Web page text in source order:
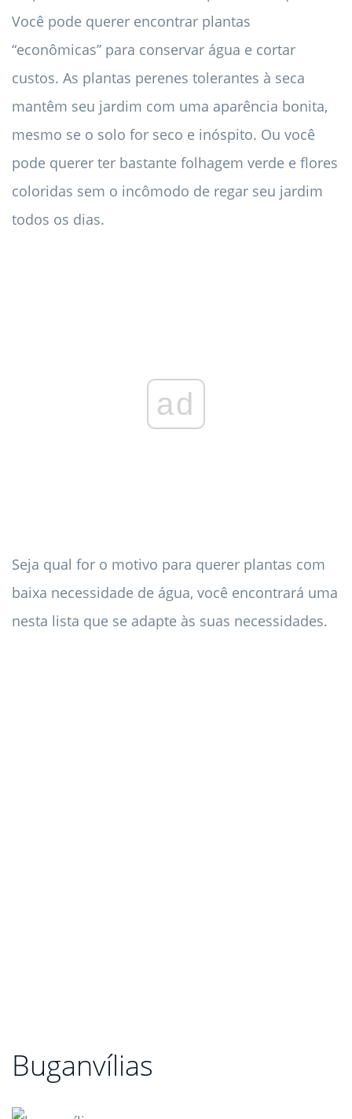
Você pode querer encontrar plantas
“econômicas” para conservar água e cortar
custos. As plantas perenes tolerantes à seca
mantêm seu jardim com uma aparência bonita,
mesmo se o solo for seco e inóspito. Ou você
pode querer ter bastante folhagem verde e flores
coloridas sem o incômodo de regar seu jardim
todos os dias.
ad
Seja qual for o motivo para querer plantas com
baixa necessidade de água, você encontrará uma
nesta lista que se adapte às suas necessidades.
Buganvílias